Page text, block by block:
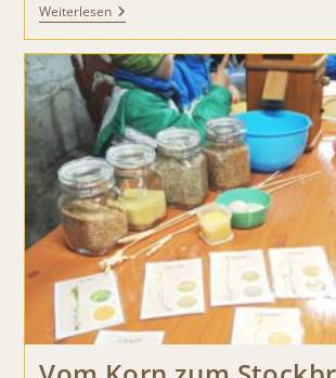
WeiterlesenAktion
Nistkästen
Reinigen